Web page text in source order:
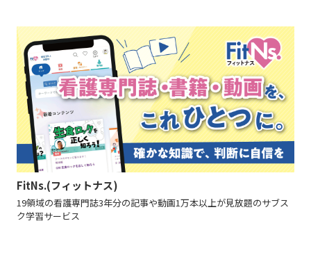
FitNs.(フィットナス)
19領域の看護専門誌3年分の記事や動画1万本以上が見放題のサブス
ク学習サービス